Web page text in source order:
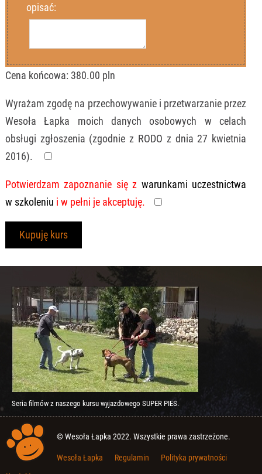
opisać:
Imię psa
Rasa (typ)
Wiek
Waga
Płeć
Czy pies jest wykastrowany/suka
wysterylizowana?
Czy pies sprawia problemy
wychowawcze? Jeśli tak, proszę je
opisać:
Cena końcowa: 380.00 pln
Wyrażam zgodę na przechowywanie i przetwarzanie przez
Wesoła Łapka moich danych osobowych w celach
obsługi zgłoszenia (zgodnie z RODO z dnia 27 kwietnia
2016).
Potwierdzam zapoznanie się z warunkami uczestnictwa
w szkoleniu i w pełni je akceptuję.
Kupuję kurs
Seria filmów z naszego kursu wyjazdowego SUPER PIES.
© Wesoła Łapka 2022. Wszystkie prawa zastrzeżone.
Wesoła Łapka Regulamin
Polityka prywatności